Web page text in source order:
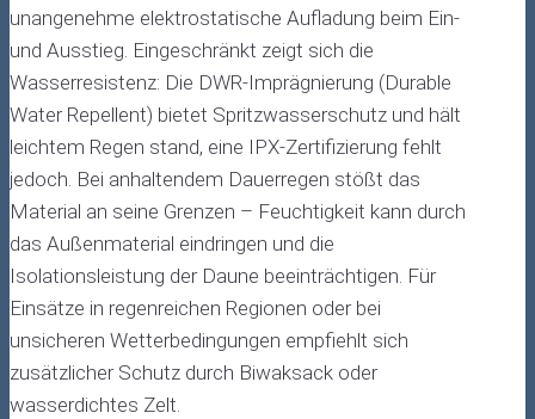
unangenehme elektrostatische Aufladung beim Ein-
und Ausstieg. Eingeschränkt zeigt sich die
Wasserresistenz: Die DWR-Imprägnierung (Durable
Water Repellent) bietet Spritzwasserschutz und hält
leichtem Regen stand, eine IPX-Zertifizierung fehlt
jedoch. Bei anhaltendem Dauerregen stößt das
Material an seine Grenzen – Feuchtigkeit kann durch
das Außenmaterial eindringen und die
Isolationsleistung der Daune beeinträchtigen. Für
Einsätze in regenreichen Regionen oder bei
unsicheren Wetterbedingungen empfiehlt sich
zusätzlicher Schutz durch Biwaksack oder
wasserdichtes Zelt.